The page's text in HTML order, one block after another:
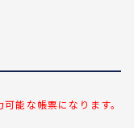
能な帳票になります。